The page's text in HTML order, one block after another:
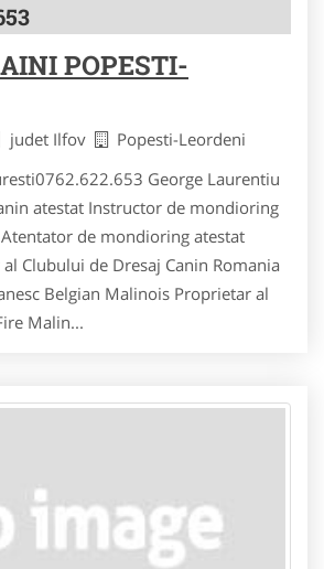
POPESTI-
judet Ilfov
Popesti-Leordeni
George Laurentiu
atestat Instructor de mondioring
de mondioring atestat
Clubului de Dresaj Canin Romania
Belgian Malinois Proprietar al
Malin...